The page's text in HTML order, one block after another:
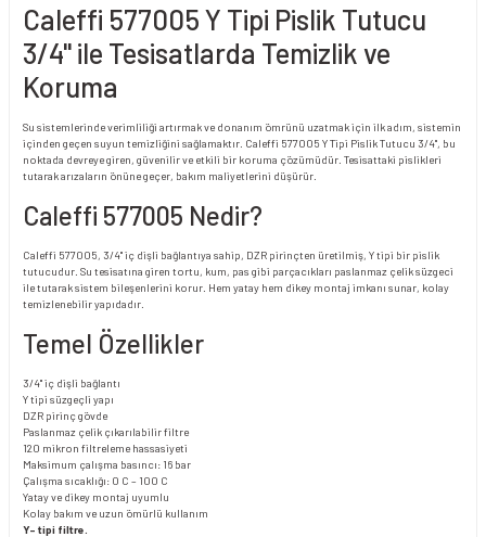
Caleffi 577005 Y Tipi Pislik Tutucu
3/4" ile Tesisatlarda Temizlik ve
Koruma
Su sistemlerinde verimliliği artırmak ve donanım ömrünü uzatmak için ilk adım, sistemin
içinden geçen suyun temizliğini sağlamaktır. Caleffi 577005 Y Tipi Pislik Tutucu 3/4", bu
noktada devreye giren, güvenilir ve etkili bir koruma çözümüdür. Tesisattaki pislikleri
tutarak arızaların önüne geçer, bakım maliyetlerini düşürür.
Caleffi 577005 Nedir?
Caleffi 577005, 3/4" iç dişli bağlantıya sahip, DZR pirinçten üretilmiş, Y tipi bir pislik
tutucudur. Su tesisatına giren tortu, kum, pas gibi parçacıkları paslanmaz çelik süzgeci
ile tutarak sistem bileşenlerini korur. Hem yatay hem dikey montaj imkanı sunar, kolay
temizlenebilir yapıdadır.
Temel Özellikler
3/4" iç dişli bağlantı
Y tipi süzgeçli yapı
DZR pirinç gövde
Paslanmaz çelik çıkarılabilir filtre
120 mikron filtreleme hassasiyeti
Maksimum çalışma basıncı: 16 bar
Çalışma sıcaklığı: 0 C – 100 C
Yatay ve dikey montaj uyumlu
Kolay bakım ve uzun ömürlü kullanım
Y- tipi filtre.